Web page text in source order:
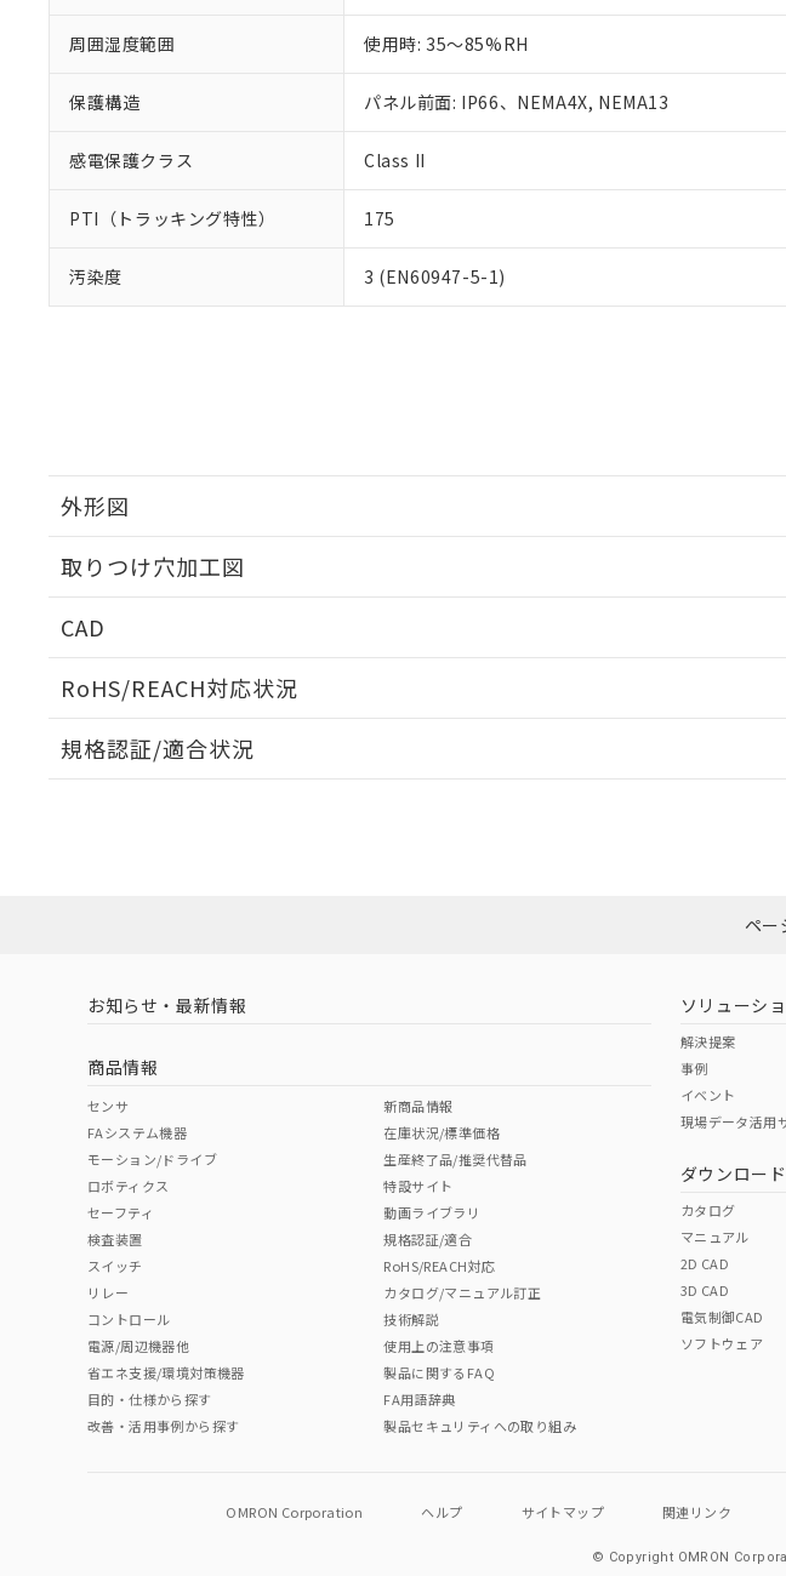
周囲湿度範囲 使用時: 35～85%RH
保護構造 パネル前面: IP66、NEMA4X, NEMA13
感電保護クラス Class II
PTI（トラッキング特性） 175
汚染度 3 (EN60947-5-1)
外形図
取りつけ穴加工図
CAD
RoHS/REACH対応状況
EU RoHS 注意事項・凡例
ダウンロードはこちら
中国 RoHS 注意事項・凡例
中国 RoHS表
Pb Hg Cr(VI)
"対応済み"や非含有の記載がされた商品であっても、流通在庫等で未対応品が混在する可
非含有品が必要な際は、弊社営業部門もしくは販売店へお問い合わせください。
規格認証/適合状況
（イギリス
（ノルウェー
（日本
ペー
お知らせ・最新情報
商品情報
センサ
FAシステム機器
モーション/ドライブ
ロボティクス
セーフティ
検査装置
スイッチ
リレー
コントロール
電源/周辺機器他
省エネ支援/環境対策機器
目的・仕様から探す
改善・活用事例から探す
新商品情報
在庫状況/標準価格
生産終了品/推奨代替品
特設サイト
動画ライブラリ
規格認証/適合
RoHS/REACH対応
カタログ/マニュアル訂正
技術解説
使用上の注意事項
製品に関するFAQ
FA用語辞典
製品セキュリティへの取り組み
ソリューシ
解決提案
事例
イベント
現場データ活用
ダウンロー
カタログ
マニュアル
2D CAD
3D CAD
電気制御CAD
ソフトウェア
OMRON Corporation ヘルプ サイトマップ 関連リンク
© Copyright OMRON